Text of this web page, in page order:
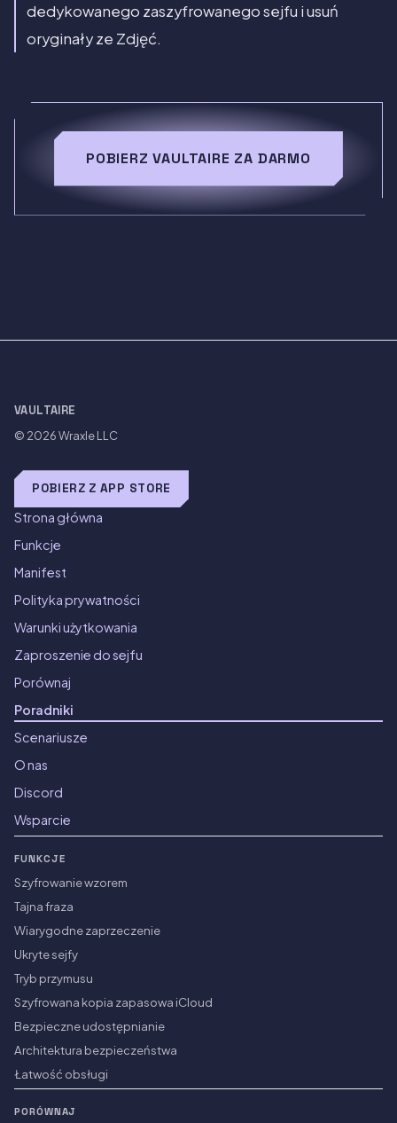
dedykowanego zaszyfrowanego sejfu i usuń
oryginały ze Zdjęć.
POBIERZ VAULTAIRE ZA DARMO
VAULTAIRE
© 2026Wraxle LLC
POBIERZ Z APP STORE
Strona główna
Funkcje
Manifest
Polityka prywatności
Warunki użytkowania
Zaproszenie do sejfu
Porównaj
Poradniki
Scenariusze
O nas
Discord
Wsparcie
FUNKCJE
Szyfrowanie wzorem
Tajna fraza
Wiarygodne zaprzeczenie
Ukryte sejfy
Tryb przymusu
Szyfrowana kopia zapasowa iCloud
Bezpieczne udostępnianie
Architektura bezpieczeństwa
Łatwość obsługi
PORÓWNAJ